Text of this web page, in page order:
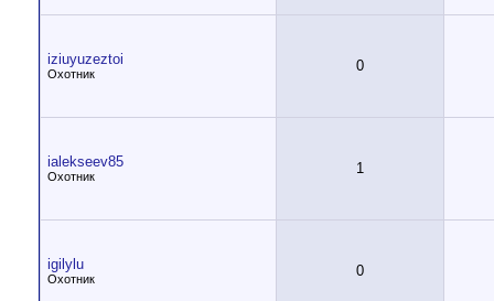
iziuyuzeztoi
Охотник 0
ialekseev85
Охотник 1
igilylu
Охотник 0